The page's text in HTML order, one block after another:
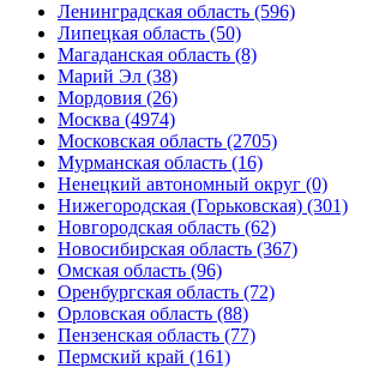
Ленинградская область (596)
Липецкая область (50)
Магаданская область (8)
Марий Эл (38)
Мордовия (26)
Москва (4974)
Московская область (2705)
Мурманская область (16)
Ненецкий автономный округ (0)
Нижегородская (Горьковская) (301)
Новгородская область (62)
Новосибирская область (367)
Омская область (96)
Оренбургская область (72)
Орловская область (88)
Пензенская область (77)
Пермский край (161)